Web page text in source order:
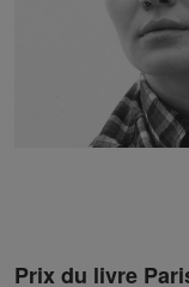
Prix du livre